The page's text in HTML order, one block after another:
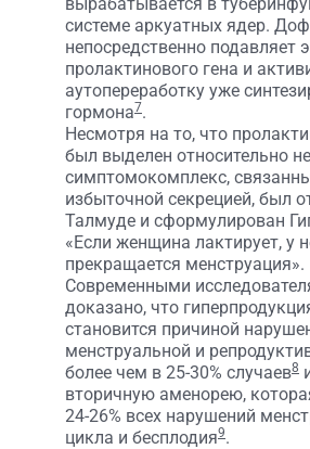
системе аркуатных ядер.
непосредственно подавляет
пролактинового гена и
аутопереработку уже
гормона7.
Несмотря на то, что
был выделен относительно
симптомокомплекс,
избыточной секрецией, был
Талмуде и сформулирован
«Если женщина лактирует, у
прекращается менструация».
Современными
доказано, что
становится причиной
менструальной и
более чем в 25-30% случаев8
вторичную аменорею,
24-26% всех нарушений
цикла и бесплодия9.